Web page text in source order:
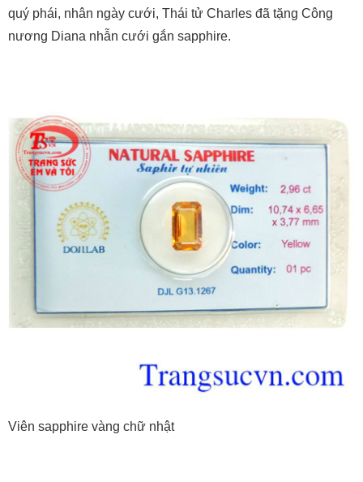
quý phái, nhân ngày cưới, Thái tử Charles đã tặng Công
nương Diana nhẫn cưới gắn sapphire.
Viên sapphire vàng chữ nhật